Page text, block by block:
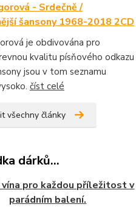
- Srdečně /
šansony 1968-2018 2CD
je obdivována pro
kvalitu písňového odkazu
jsou v tom seznamu
číst celé
všechny články
dárků...
vína pro každou příležitost v
parádním balení.